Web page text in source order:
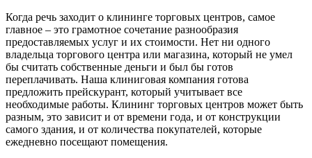
Когда речь заходит о клининге торговых центров, самое
главное – это грамотное сочетание разнообразия
предоставляемых услуг и их стоимости. Нет ни одного
владельца торгового центра или магазина, который не умел
бы считать собственные деньги и был бы готов
переплачивать. Наша клиниговая компания готова
предложить прейскурант, который учитывает все
необходимые работы. Клининг торговых центров может быть
разным, это зависит и от времени года, и от конструкции
самого здания, и от количества покупателей, которые
ежедневно посещают помещения.